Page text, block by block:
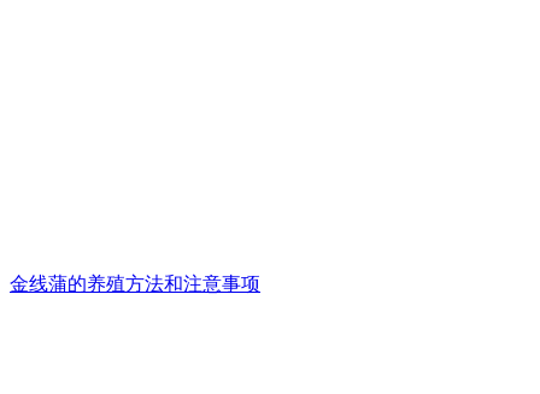
金线蒲的养殖方法和注意事项